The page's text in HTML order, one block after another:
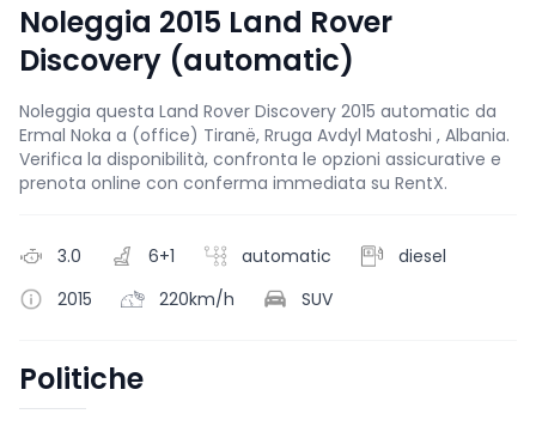
Noleggia 2015 Land Rover
Discovery (automatic)
Noleggia questa Land Rover Discovery 2015 automatic da
Ermal Noka a (office) Tiranë, Rruga Avdyl Matoshi , Albania.
Verifica la disponibilità, confronta le opzioni assicurative e
prenota online con conferma immediata su RentX.
3.0 6+1 automatic
diesel
2015
220km/h SUV
Politiche